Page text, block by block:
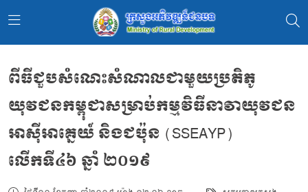
ពីធីជួបសំណេះសំណាលជាមួយប្រតិភូ
យុវជនកម្ពុជាសម្រាប់កម្មវិធីនាវាយុវជន
អាស៊ីអាគ្នេយ៍ និងជប៉ុន (SSEAYP)
លើកទី៤៦ ឆ្នាំ ២០១៩